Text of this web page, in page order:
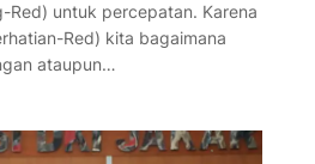
Red) untuk percepatan. Karena
Red) kita bagaimana
ataupun…